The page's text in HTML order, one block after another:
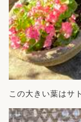
この大きい葉はサ